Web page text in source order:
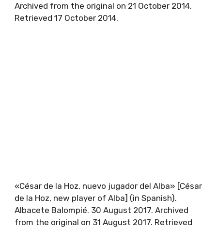
Archived from the original on 21 October 2014.
Retrieved 17 October 2014.
«César de la Hoz, nuevo jugador del Alba» [César
de la Hoz, new player of Alba] (in Spanish).
Albacete Balompié. 30 August 2017. Archived
from the original on 31 August 2017. Retrieved